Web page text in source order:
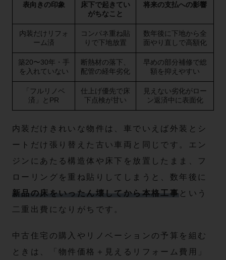
表向きの印象
床下で起きてい
がちなこと
将来の支払への影響
内装だけリフォ
ーム済
コンパネ重ね貼
りで下地放置
数年後に下地から全
面やり直しで高額化
築20〜30年・手
を入れていない
断熱材の落下、
配管の経年劣化
早めの部分補修で総
額を抑えやすい
「フルリノベ
済」とPR
仕上げ優先で床
下点検が甘い
見えない劣化がロー
ン返済中に表面化
内装だけきれいな物件は、車でいえば外装とシ
ートだけ張り替えた古い車両と同じです。エン
ジンにあたる構造体や床下を放置したまま、フ
ローリングを重ね貼りしてしまうと、数年後に
新品の床をいったん壊してから本格工事 という
二重出費になりがちです。
中古住宅の購入やリノベーションの予算を組む
ときは、「物件価格＋見えるリフォーム費用」